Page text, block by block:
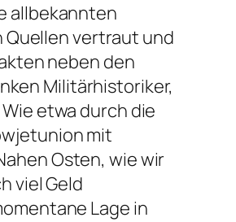
allbekannten
Quellen vertraut und
neben den
Militärhistoriker,
etwa durch die
mit
Osten, wie wir
viel Geld
Lage in